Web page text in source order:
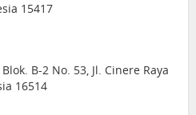
15417
B-2 No. 53, Jl. Cinere Raya
16514